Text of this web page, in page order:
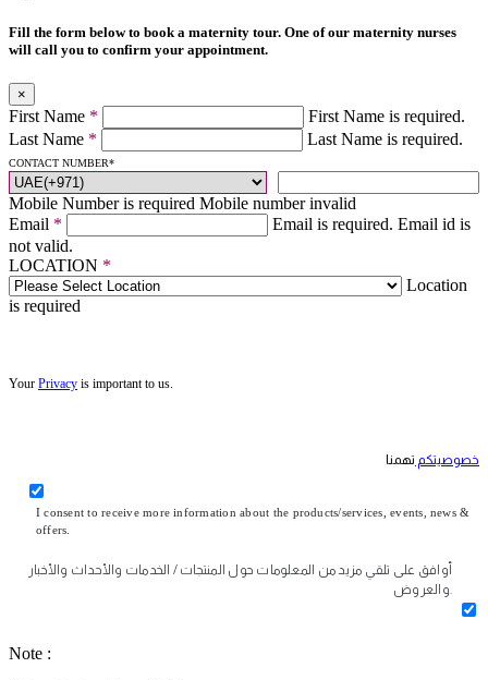
Fill the form below to book a maternity tour. One of our maternity nurses
will call you to confirm your appointment.
×
First Name *
First Name is required.
Last Name * Last Name is required.
CONTACT NUMBER*
Mobile Number is required Mobile number invalid
Email * Email is required. Email id is
not valid.
LOCATION *
Location
is required
Your Privacy is important to us.
خصوصيتكم تهمنا
I consent to receive more information about the products/services, events, news &
offers.
أوافق على تلقي مزيد من المعلومات حول المنتجات / الخدمات والأحداث والأخبار
والعروض.
Note :